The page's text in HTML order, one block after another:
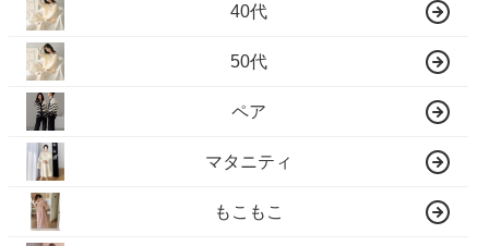
40代
50代
ペア
マタニティ
もこもこ